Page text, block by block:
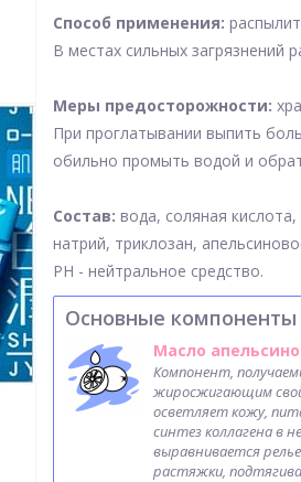
Способ применения:
В местах сильных загрязнений
Меры предосторожности:
При проглатывании выпить
обильно промыть водой и
Состав: вода, соляная
натрий, триклозан,
РH - нейтральное средство.
Основные компоненты
Масло
Компонент,
жиросжигающим
осветляет кожу,
синтез коллагена в
выравнивается
растяжки,